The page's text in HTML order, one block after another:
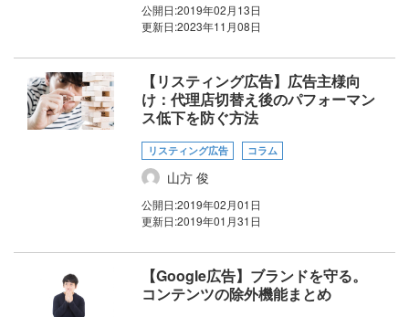
公開日:2019年02月13日
更新日:2023年11月08日
【リスティング広告】広告主様向
け：代理店切替え後のパフォーマン
ス低下を防ぐ方法
リスティング広告 コラム
山方 俊
公開日:2019年02月01日
更新日:2019年01月31日
【Google広告】ブランドを守る。
コンテンツの除外機能まとめ